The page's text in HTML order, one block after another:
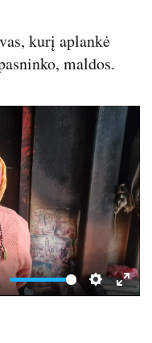
kurį aplankė
maldos.
S
E